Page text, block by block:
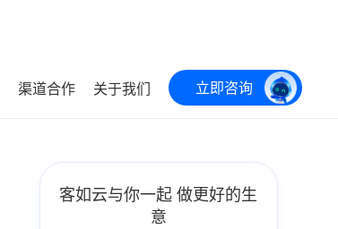
渠道合作 关于我们 立即咨询
客如云与你一起 做更好的生
意